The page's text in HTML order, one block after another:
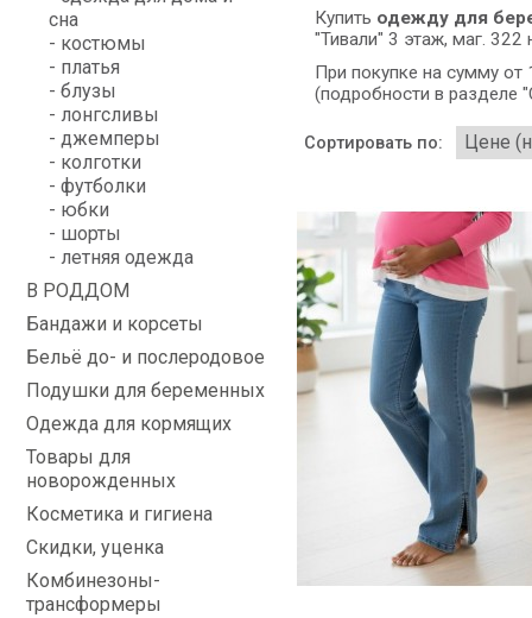
сна
- костюмы
- платья
- блузы
- лонгсливы
- джемперы
- колготки
- футболки
- юбки
- шорты
- летняя одежда
В РОДДОМ
Бандажи и корсеты
Бельё до- и послеродовое
Подушки для беременных
Одежда для кормящих
Товары для
новорожденных
Косметика и гигиена
Скидки, уценка
Комбинезоны-
трансформеры
Купить одежду для
"Тивали" 3 этаж, маг. 322
При покупке на сумму от
(подробности в разделе
Сортировать по: